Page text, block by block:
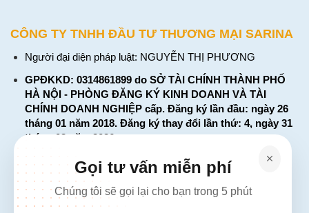
CÔNG TY TNHH ĐẦU TƯ THƯƠNG MẠI SARINA
Người đại diện pháp luật: NGUYỄN THỊ PHƯƠNG
GPĐKKD: 0314861899 do SỞ TÀI CHÍNH THÀNH PHỐ
HÀ NỘI - PHÒNG ĐĂNG KÝ KINH DOANH VÀ TÀI
CHÍNH DOANH NGHIỆP cấp. Đăng ký lần đầu: ngày 26
tháng 01 năm 2018. Đăng ký thay đổi lần thứ: 4, ngày 31
tháng 03 năm 2026
226 Đường Láng, Đống Đa, Hà Nội
137 Đường Hòa Hưng, Phường 12, Quận 10, TP. Hồ Chí
Minh
Gọi tư vấn miễn phí
Chúng tôi sẽ gọi lại cho bạn trong 5 phút